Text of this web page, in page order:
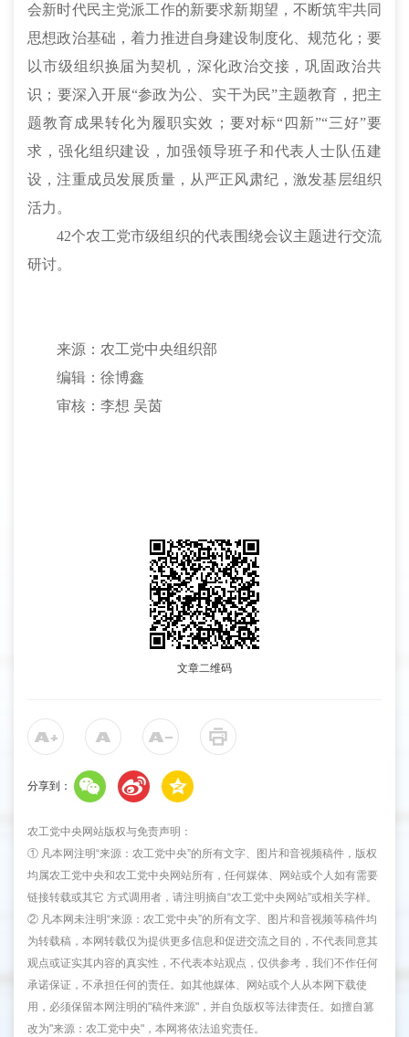
会新时代民主党派工作的新要求新期望，不断筑牢共同
思想政治基础，着力推进自身建设制度化、规范化；要
以市级组织换届为契机，深化政治交接，巩固政治共
识；要深入开展“参政为公、实干为民”主题教育，把主
题教育成果转化为履职实效；要对标“四新”“三好”要
求，强化组织建设，加强领导班子和代表人士队伍建
设，注重成员发展质量，从严正风肃纪，激发基层组织
活力。
42个农工党市级组织的代表围绕会议主题进行交流
研讨。
来源：农工党中央组织部
编辑：徐博鑫
审核：李想 吴茵
文章二维码
分享到：
农工党中央网站版权与免责声明：
① 凡本网注明“来源：农工党中央”的所有文字、图片和音视频稿件，版权
均属农工党中央和农工党中央网站所有，任何媒体、网站或个人如有需要
链接转载或其它 方式调用者，请注明摘自“农工党中央网站”或相关字样。
② 凡本网未注明“来源：农工党中央”的所有文字、图片和音视频等稿件均
为转载稿，本网转载仅为提供更多信息和促进交流之目的，不代表同意其
观点或证实其内容的真实性，不代表本站观点，仅供参考，我们不作任何
承诺保证，不承担任何的责任。如其他媒体、网站或个人从本网下载使
用，必须保留本网注明的"稿件来源"，并自负版权等法律责任。如擅自篡
改为"来源：农工党中央"，本网将依法追究责任。